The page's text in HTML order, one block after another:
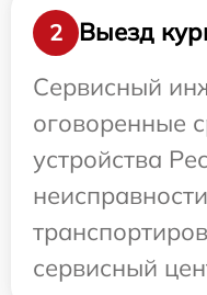
2
Выезд
Сервисный
оговоренные
устройства
сервисный